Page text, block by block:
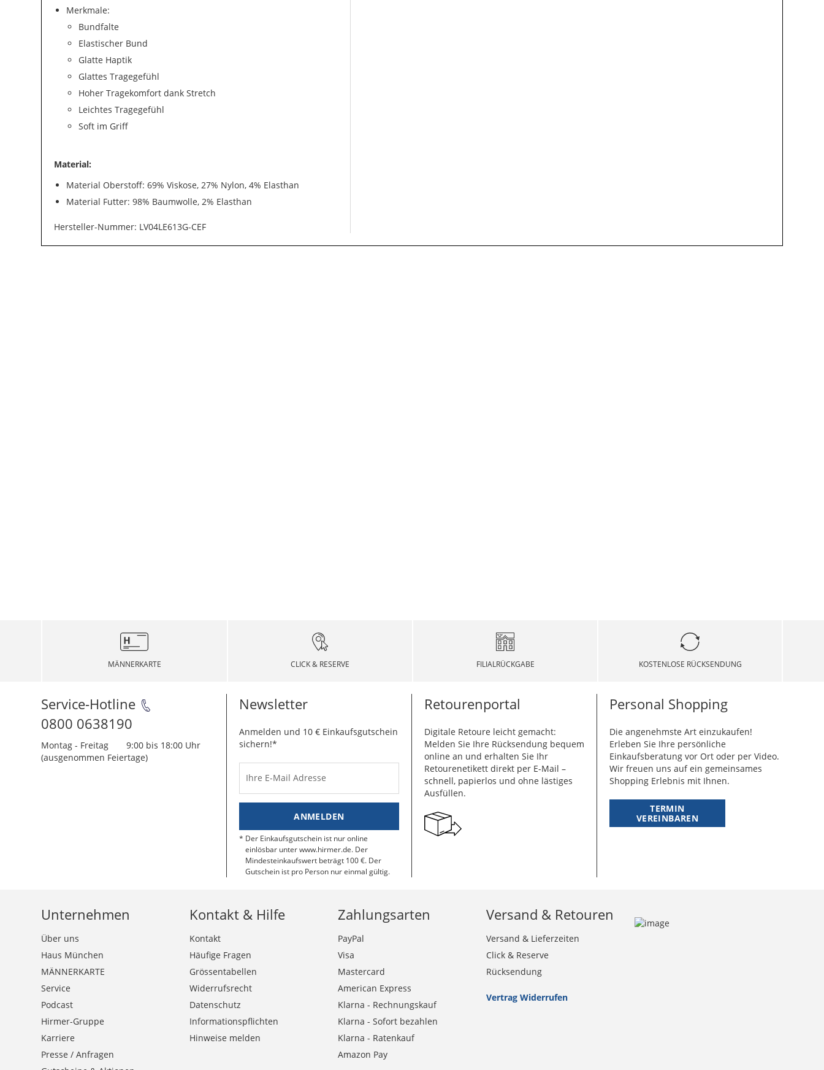
Merkmale:
Bundfalte
Elastischer Bund
Glatte Haptik
Glattes Tragegefühl
Hoher Tragekomfort dank Stretch
Leichtes Tragegefühl
Soft im Griff
Material:
Material Oberstoff: 69% Viskose, 27% Nylon, 4% Elasthan
Material Futter: 98% Baumwolle, 2% Elasthan
Hersteller-Nummer: LV04LE613G-CEF
MÄNNERKARTE CLICK & RESERVE FILIALRÜCKGABE KOSTENLOSE RÜCKSENDUNG
Service-Hotline
0800 0638190
Montag - Freitag
9:00 bis 18:00 Uhr
(ausgenommen Feiertage)
Newsletter
Anmelden und 10 € Einkaufsgutschein
sichern!*
Ihre E-Mail Adresse
ANMELDEN
Der Einkaufsgutschein ist nur online
einlösbar unter www.hirmer.de. Der
Mindesteinkaufswert beträgt 100 €. Der
Gutschein ist pro Person nur einmal gültig.
Retourenportal
Digitale Retoure leicht gemacht:
Melden Sie Ihre Rücksendung bequem
online an und erhalten Sie Ihr
Retourenetikett direkt per E-Mail –
schnell, papierlos und ohne lästiges
Ausfüllen.
Personal Shopping
Die angenehmste Art einzukaufen!
Erleben Sie Ihre persönliche
Einkaufsberatung vor Ort oder per Video.
Wir freuen uns auf ein gemeinsames
Shopping Erlebnis mit Ihnen.
TERMIN
VEREINBAREN
Unternehmen
Über uns
Haus München
MÄNNERKARTE
Service
Podcast
Hirmer-Gruppe
Karriere
Presse / Anfragen
Kontakt & Hilfe
Kontakt
Häufige Fragen
Grössentabellen
Widerrufsrecht
Datenschutz
Informationspflichten
Hinweise melden
Zahlungsarten
PayPal
Visa
Mastercard
American Express
Klarna - Rechnungskauf
Klarna - Sofort bezahlen
Klarna - Ratenkauf
Amazon Pay
Versand & Retouren
Versand & Lieferzeiten
Click & Reserve
Rücksendung
Vertrag Widerrufen